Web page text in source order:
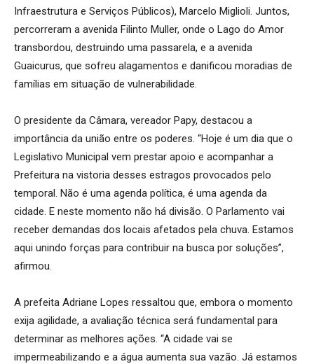
Infraestrutura e Serviços Públicos), Marcelo Miglioli. Juntos,
percorreram a avenida Filinto Muller, onde o Lago do Amor
transbordou, destruindo uma passarela, e a avenida
Guaicurus, que sofreu alagamentos e danificou moradias de
famílias em situação de vulnerabilidade.
O presidente da Câmara, vereador Papy, destacou a
importância da união entre os poderes. “Hoje é um dia que o
Legislativo Municipal vem prestar apoio e acompanhar a
Prefeitura na vistoria desses estragos provocados pelo
temporal. Não é uma agenda política, é uma agenda da
cidade. E neste momento não há divisão. O Parlamento vai
receber demandas dos locais afetados pela chuva. Estamos
aqui unindo forças para contribuir na busca por soluções”,
afirmou.
A prefeita Adriane Lopes ressaltou que, embora o momento
exija agilidade, a avaliação técnica será fundamental para
determinar as melhores ações. “A cidade vai se
impermeabilizando e a água aumenta sua vazão. Já estamos